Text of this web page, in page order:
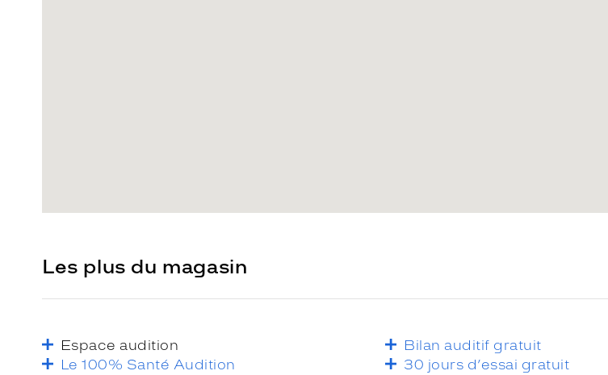
Les plus du magasin
Espace audition
Bilan auditif gratuit
Le 100% Santé Audition
30 jours d’essai gratuit